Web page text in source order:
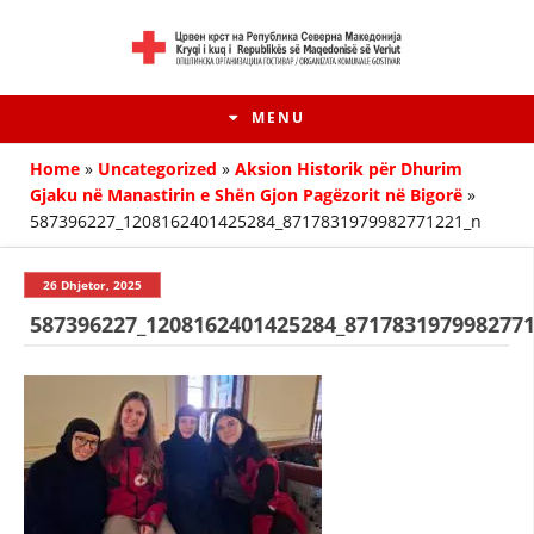
MENU
HISTORIA E LËVIZJES
HISTORIA E KRYQIT TË KUQ
Home » Uncategorized » Aksion Historik për Dhurim
Gjaku në Manastirin e Shën Gjon Pagëzorit në Bigorë »
587396227_1208162401425284_8717831979982771221_n
26 Dhjetor, 2025